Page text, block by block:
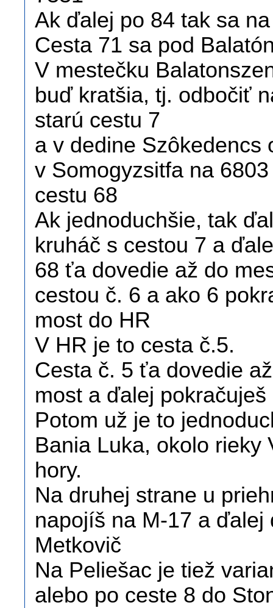
Ak ďalej po 84 tak sa
Cesta 71 sa pod
V mestečku
buď kratšia, tj. odbočiť
starú cestu 7
a v dedine
v Somogyzsitfa na
cestu 68
Ak jednoduchšie, tak
kruháč s cestou 7 a
68 ťa dovedie až do
cestou č. 6 a ako 6
most do HR
V HR je to cesta č.5.
Cesta č. 5 ťa dovedie
most a ďalej pokračuješ
Potom už je to
Bania Luka, okolo rieky
hory.
Na druhej strane u
napojíš na M-17 a
Metkovič
Na Peliešac je tiež
alebo po ceste 8 do